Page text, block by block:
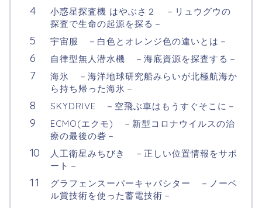
小惑星探査機 はやぶさ２ －リュウグウの
探査で生命の起源を探る－
宇宙服 －白色とオレンジ色の違いとは－
自律型無人潜水機 －海底資源を探査する－
海氷 －海洋地球研究船みらいが北極航海か
ら持ち帰った海氷－
SKYDRIVE －空飛ぶ車はもうすぐそこに－
ECMO(エクモ) －新型コロナウイルスの治
療の最後の砦－
人工衛星みちびき －正しい位置情報をサポ
ート－
グラフェンスーパーキャパシター －ノーベ
ル賞技術を使った蓄電技術－